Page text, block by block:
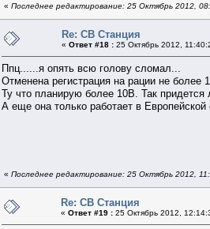
« Последнее редактирование: 25 Октябрь 2012,
Re: СВ Станция
« Ответ #18 : 25 Октябрь 2012,
Ппц......я опять всю голову сломал...
Отменена регистрация на рации не более
Ту что планирую более 10В. Так придется
А еще она только работает в
« Последнее редактирование: 25 Октябрь 2012,
Re: СВ Станция
« Ответ #19 : 25 Октябрь 2012,